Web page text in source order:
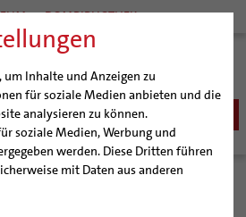
Inhalte und Anzeigen zu
für soziale Medien anbieten und die
analysieren zu können.
soziale Medien, Werbung und
werden. Diese Dritten führen
mit Daten aus anderen
DOMBIBLIOTHEK